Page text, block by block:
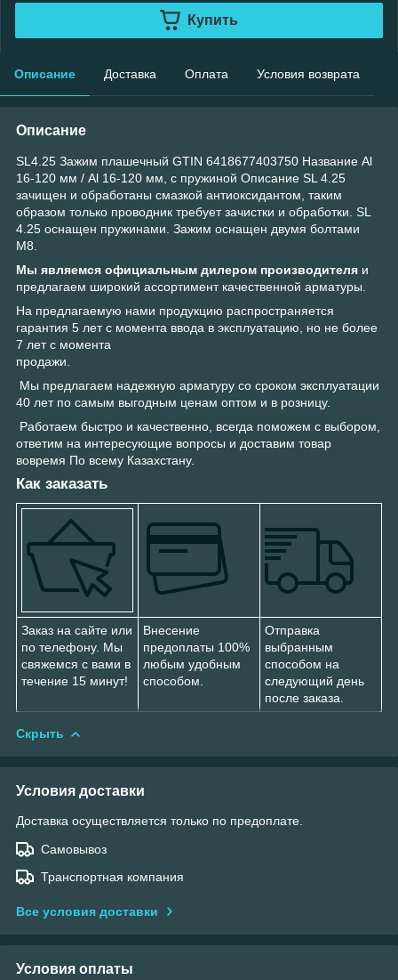
Купить
Описание Доставка Оплата Условия возврата
Описание
SL4.25 Зажим плашечный GTIN 6418677403750 Название Al
16-120 мм / Al 16-120 мм, с пружиной Описание SL 4.25
зачищен и обработаны смазкой антиоксидантом, таким
образом только проводник требует зачистки и обработки. SL
4.25 оснащен пружинами. Зажим оснащен двумя болтами
M8.
Мы являемся официальным дилером производителя и
предлагаем широкий ассортимент качественной арматуры.
На предлагаемую нами продукцию распространяется
гарантия 5 лет с момента ввода в эксплуатацию, но не более
7 лет с момента
продажи.
Мы предлагаем надежную арматуру со сроком эксплуатации
40 лет по самым выгодным ценам оптом и в розницу.
Работаем быстро и качественно, всегда поможем с выбором,
ответим на интересующие вопросы и доставим товар
вовремя По всему Казахстану.
Как заказать
Заказ на сайте или
по телефону. Мы
свяжемся с вами в
течение 15 минут!
Внесение
предоплаты 100%
любым удобным
способом.
Отправка
выбранным
способом на
следующий день
после заказа.
Скрыть
Условия доставки
Доставка осуществляется только по предоплате.
Самовывоз
Транспортная компания
Все условия доставки
Условия оплаты